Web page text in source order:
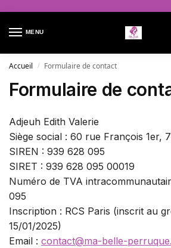
MENU
Accueil / Formulaire de contact
Formulaire de
Adjeuh Edith Valerie
Siège social : 60 rue François 1er,
SIREN : 939 628 095
SIRET : 939 628 095 00019
Numéro de TVA
095
Inscription : RCS Paris (inscrit au
15/01/2025)
Email : contact@ma-belle-